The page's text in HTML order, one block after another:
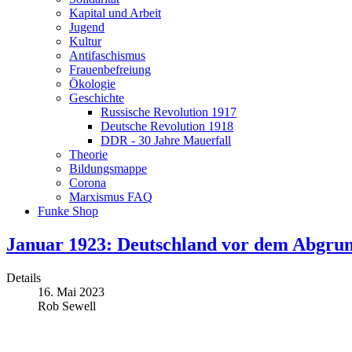
Kapital und Arbeit
Jugend
Kultur
Antifaschismus
Frauenbefreiung
Ökologie
Geschichte
Russische Revolution 1917
Deutsche Revolution 1918
DDR - 30 Jahre Mauerfall
Theorie
Bildungsmappe
Corona
Marxismus FAQ
Funke Shop
Januar 1923: Deutschland vor dem
Details
16. Mai 2023
Rob Sewell